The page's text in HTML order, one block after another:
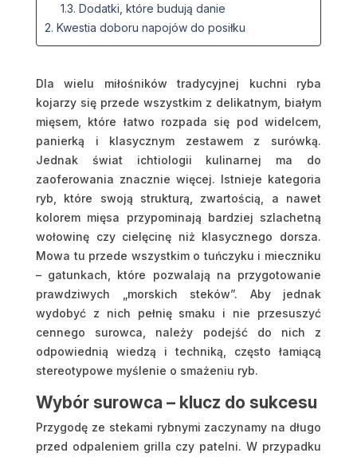
1.3. Dodatki, które budują danie
2. Kwestia doboru napojów do posiłku
Dla wielu miłośników tradycyjnej kuchni ryba
kojarzy się przede wszystkim z delikatnym, białym
mięsem, które łatwo rozpada się pod widelcem,
panierką i klasycznym zestawem z surówką.
Jednak świat ichtiologii kulinarnej ma do
zaoferowania znacznie więcej. Istnieje kategoria
ryb, które swoją strukturą, zwartością, a nawet
kolorem mięsa przypominają bardziej szlachetną
wołowinę czy cielęcinę niż klasycznego dorsza.
Mowa tu przede wszystkim o tuńczyku i mieczniku
– gatunkach, które pozwalają na przygotowanie
prawdziwych „morskich steków”. Aby jednak
wydobyć z nich pełnię smaku i nie przesuszyć
cennego surowca, należy podejść do nich z
odpowiednią wiedzą i techniką, często łamiącą
stereotypowe myślenie o smażeniu ryb.
Wybór surowca – klucz do sukcesu
Przygodę ze stekami rybnymi zaczynamy na długo
przed odpaleniem grilla czy patelni. W przypadku